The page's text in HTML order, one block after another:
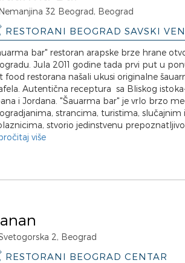
32 Beograd, Beograd
RESTORANI BEOGRAD SAVSKI
bar" restoran arapske brze hrane
Jula 2011 godine tada prvi put u
food restorana našali ukusi originalne
Autentična receptura sa Bliskog
i Jordana. "Šauarma bar" je vrlo brzo
strancima, turistima, slučajnim
stvorio jedinstvenu
više
2, Beograd
RESTORANI BEOGRAD CENTAR